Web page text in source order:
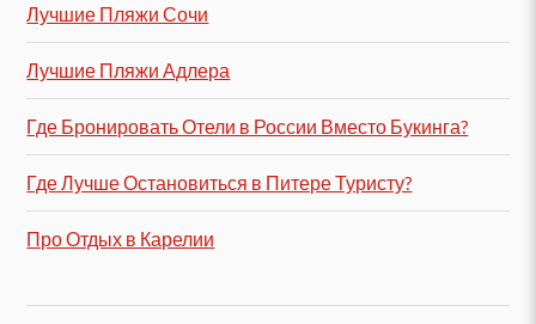
Лучшие Пляжи Сочи
Лучшие Пляжи Адлера
Где Бронировать Отели в России Вместо Букинга?
Где Лучше Остановиться в Питере Туристу?
Про Отдых в Карелии